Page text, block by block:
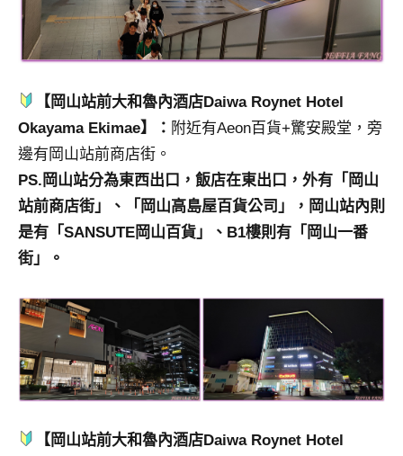
【岡山站前大和魯內酒店Daiwa Roynet Hotel
Okayama Ekimae】： 附近有Aeon百貨+驚安殿堂，旁
邊有岡山站前商店街。
PS.岡山站分為東西出口，飯店在東出口，外有「岡山
站前商店街」、「岡山高島屋百貨公司」，岡山站內則
是有「SANSUTE岡山百貨」、B1樓則有「岡山一番
街」。
【岡山站前大和魯內酒店Daiwa Roynet Hotel